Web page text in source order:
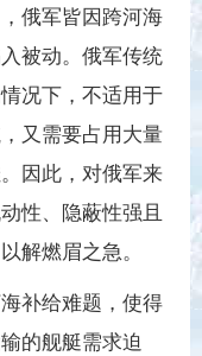
俄军皆因跨河海
被动。俄军传统
况下，不适用于
又需要占用大量
因此，对俄军来
性、隐蔽性强且
解燃眉之急。
补给难题，使得
的舰艇需求迫